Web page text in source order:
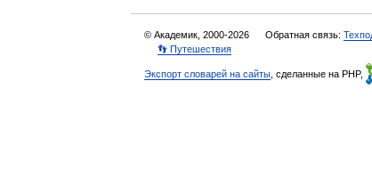
© Академик, 2000-2026 Обратная связь:
👣 Путешествия
Экспорт словарей на сайты , сделанные на PHP,